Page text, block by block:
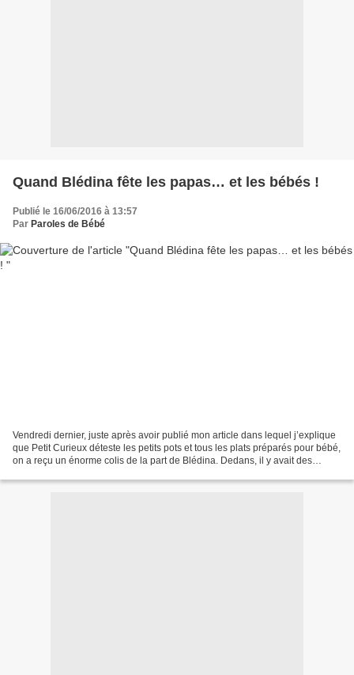
Quand Blédina fête les papas… et les bébés !
Publié le 16/06/2016 à 13:57
Par Paroles de Bébé
Vendredi dernier, juste après avoir publié mon article dans lequel j’explique
que Petit Curieux déteste les petits pots et tous les plats préparés pour bébé,
on a reçu un énorme colis de la part de Blédina. Dedans, il y avait des